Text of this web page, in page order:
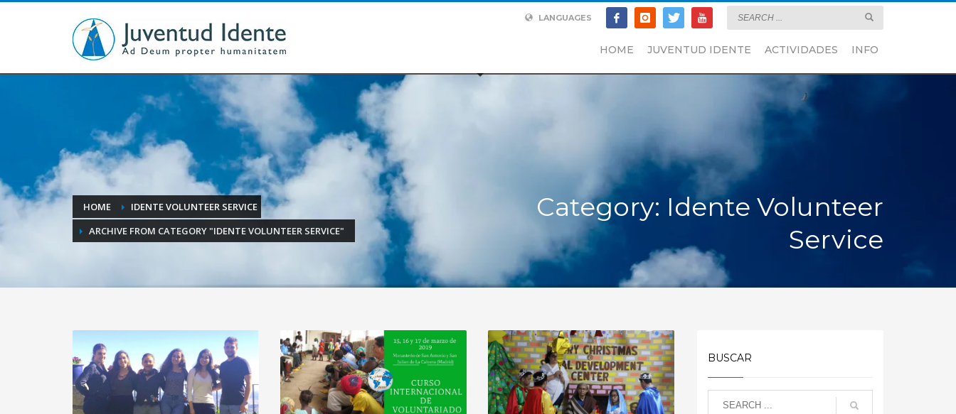
LANGUAGES
HOME JUVENTUD IDENTE ACTIVIDADES INFO
HOME
IDENTE VOLUNTEER SERVICE
ARCHIVE FROM CATEGORY "IDENTE VOLUNTEER SERVICE"
Category: Idente Volunteer
Service
BUSCAR